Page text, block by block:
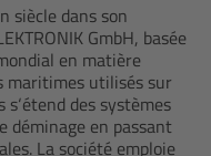
siècle dans son
GmbH, basée
en matière
maritimes utilisés sur
s‘étend des systèmes
déminage en passant
La société emploie